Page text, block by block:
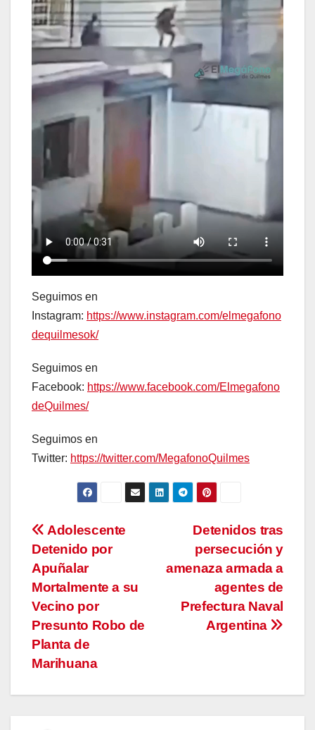
Seguimos en
Instagram: https://www.instagram.com/elmegafono
dequilmesok/
Seguimos en
Facebook: https://www.facebook.com/Elmegafono
deQuilmes/
Seguimos en
Twitter: https://twitter.com/MegafonoQuilmes
Navegación
de
entradas
Detenidos tras
persecución y
amenaza armada a
agentes de
Prefectura Naval
Argentina
Adolescente
Detenido por
Apuñalar
Mortalmente a su
Vecino por
Presunto Robo de
Planta de
Marihuana